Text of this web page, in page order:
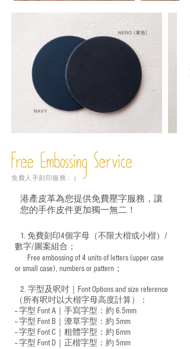
Free Embossing Service
免費人手刻印服務：）
港產皮革為您提供免費壓字服務，讓
您的手作皮件更加獨一無二！
1. 免費刻印4個字母（不限大楷或小楷）/
數字/圖案組合；
Free embossing of 4 units of letters (upper case
or small case), numbers or pattern；
2. 字型及呎吋｜ Font Options and size reference
（所有呎吋以大楷字母高度計算）：
-- 字型 Font A｜手寫字型：約 6.5mm
-- 字型 Font B｜潦草字型： 約 5mm
-- 字型 Font C｜粗體字型：約 6mm
-- 字型 Font D｜正楷字型： 約 5mm